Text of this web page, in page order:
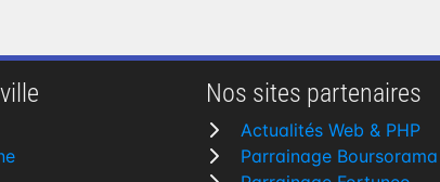
Nos sites partenaires
Actualités Web & PHP
Parrainage Boursorama